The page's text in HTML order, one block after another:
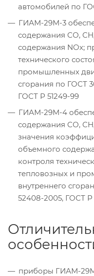
автомобилей по
ГИАМ-29М-3
содержания СО,
содержания NOx;
технического
промышленных
сгорания по ГОСТ
ГОСТ Р 51249-99
ГИАМ-29М-4
содержания СО,
значения
объемного
контроля
тепловозных и
внутреннего
52408-2005, ГОСТ Р
приборы ГИАМ-